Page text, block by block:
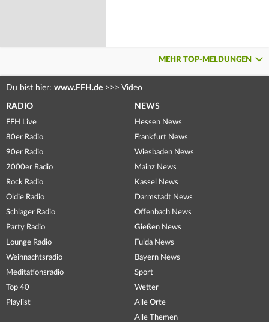
MEHR TOP-MELDUNGEN
Du bist hier: www.FFH.de >>> Video
RADIO
FFH Live
80er Radio
90er Radio
2000er Radio
Rock Radio
Oldie Radio
Schlager Radio
Party Radio
Lounge Radio
Weihnachtsradio
Meditationsradio
Top 40
Playlist
NEWS
Hessen News
Frankfurt News
Wiesbaden News
Mainz News
Kassel News
Darmstadt News
Offenbach News
Gießen News
Fulda News
Bayern News
Sport
Wetter
Alle Orte
Alle Themen